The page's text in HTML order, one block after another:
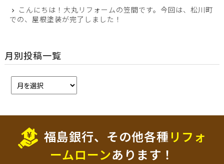
こんにちは！大丸リフォームの笠間です。今回は、松川町
での、屋根塗装が完了しました！
月別投稿一覧
福島銀行、その他各種 リフォ
ームローンあります！